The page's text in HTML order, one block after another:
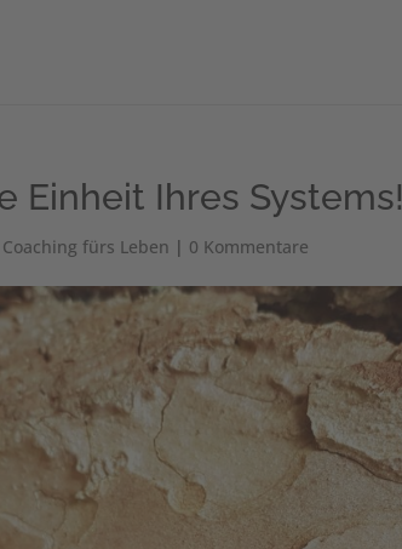
Einheit Ihres Systems!
Coaching fürs Leben | 0 Kommentare